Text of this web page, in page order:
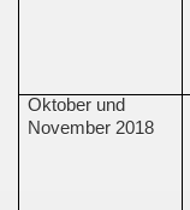
Oktober und
November 2018